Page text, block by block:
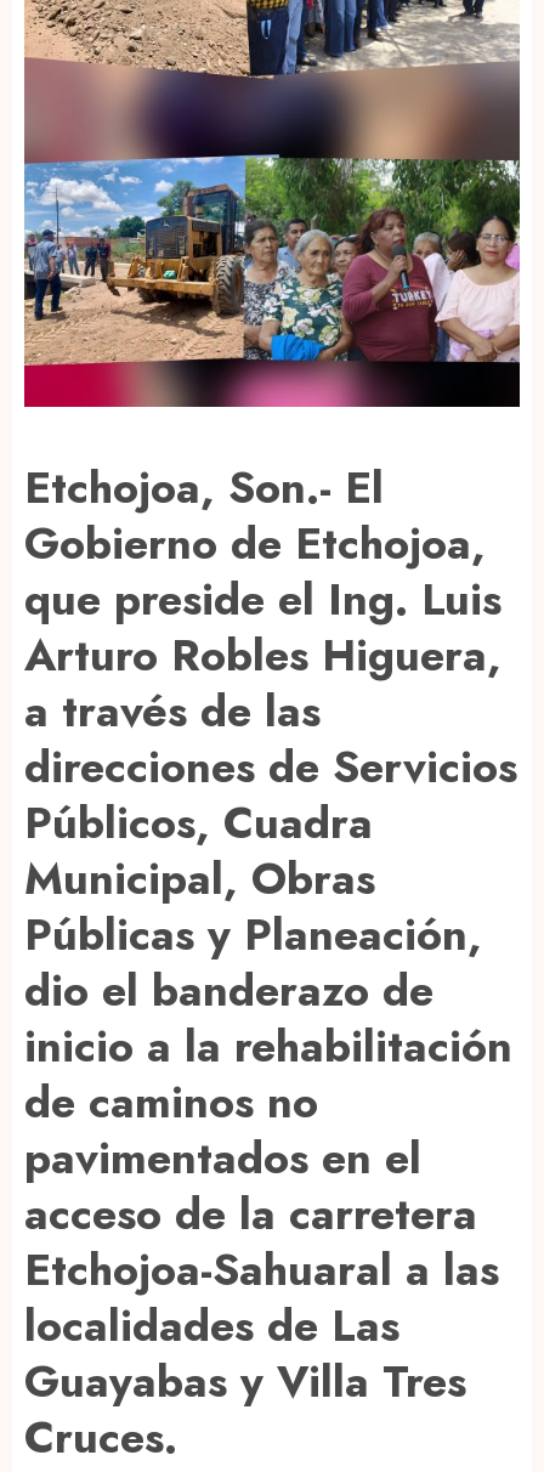
Etchojoa, Son.- El
Gobierno de Etchojoa,
que preside el Ing. Luis
Arturo Robles Higuera,
a través de las
direcciones de Servicios
Públicos, Cuadra
Municipal, Obras
Públicas y Planeación,
dio el banderazo de
inicio a la rehabilitación
de caminos no
pavimentados en el
acceso de la carretera
Etchojoa-Sahuaral a las
localidades de Las
Guayabas y Villa Tres
Cruces.